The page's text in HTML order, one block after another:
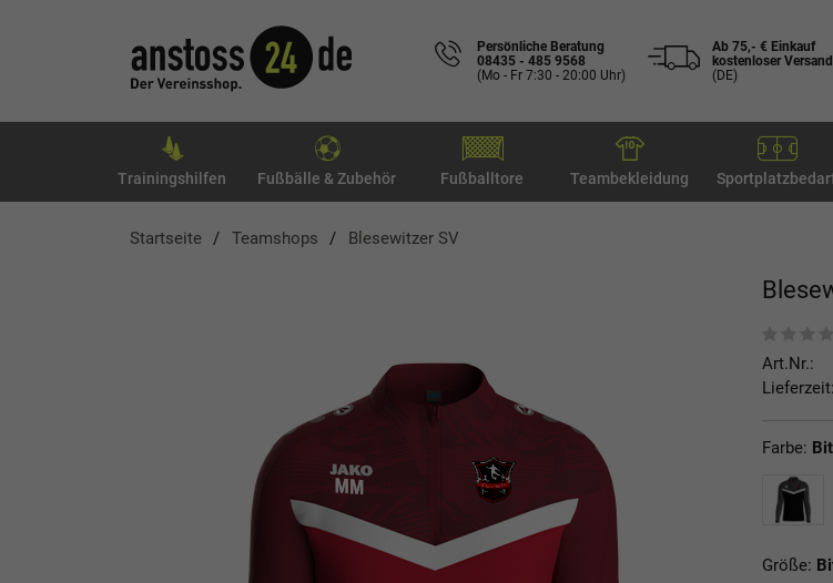
Persönliche Beratung
08435 - 485 9568
(Mo - Fr 7:30 - 20:00 Uhr)
Ab 75,- € Einkauf
kostenloser Versand
(DE)
Trainingshilfen Fußbälle & Zubehör Fußballtore Teambekleidung
Startseite Teamshops Blesewitzer SV
Art.Nr.:
Lieferzeit:
Farbe:
Größe: